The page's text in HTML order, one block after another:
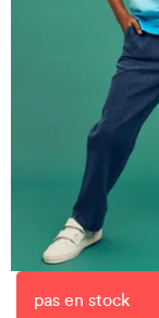
pas en stock